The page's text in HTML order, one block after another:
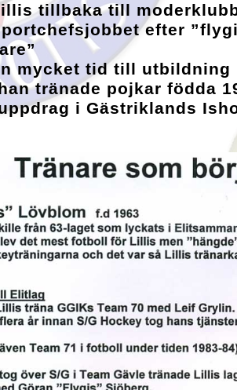
tillbaka till
efter
mycket tid till utbildning
tränade pojkar födda
i Gästriklands